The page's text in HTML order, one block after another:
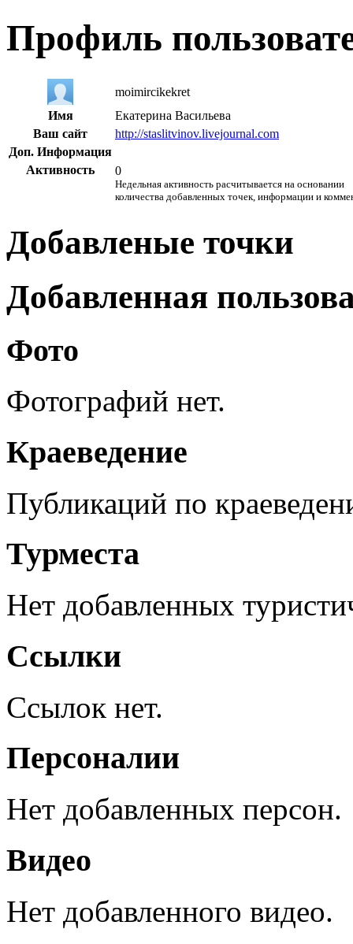
Профиль
moimircikekret
Имя
Екатерина Васильева
Ваш сайт
http://staslitvinov.livejournal.com
Доп. Информация
Активность
0
Недельная активность расчитывается на основании
количества добавленных точек, информации и
Добавленые точки
Добавленная
Фото
Фотографий нет.
Краеведение
Публикаций по
Турместа
Нет добавленных
Ссылки
Ссылок нет.
Персоналии
Нет добавленных персон.
Видео
Нет добавленного видео.